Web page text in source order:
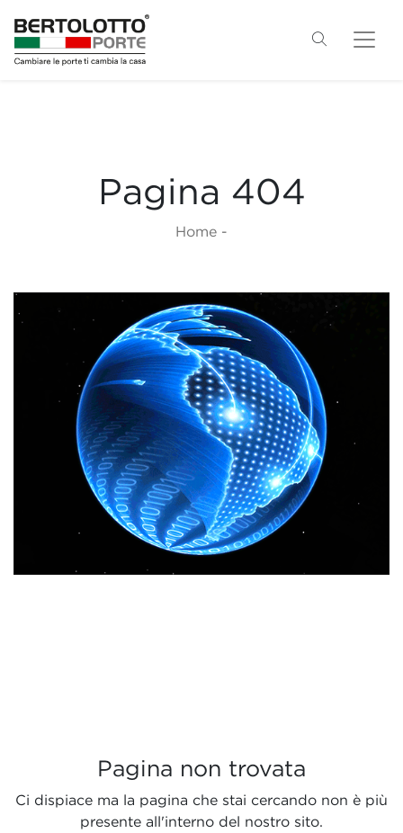
Pagina 404
Home -
Pagina non trovata
Ci dispiace ma la pagina che stai cercando non è più
presente all'interno del nostro sito.